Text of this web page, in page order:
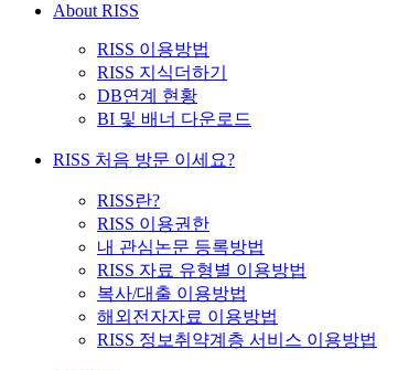
About RISS
RISS 이용방법
RISS 지식더하기
DB연계 현황
BI 및 배너 다운로드
RISS 처음 방문 이세요?
RISS란?
RISS 이용권한
내 관심논문 등록방법
RISS 자료 유형별 이용방법
복사/대출 이용방법
해외전자자료 이용방법
RISS 정보취약계층 서비스 이용방법